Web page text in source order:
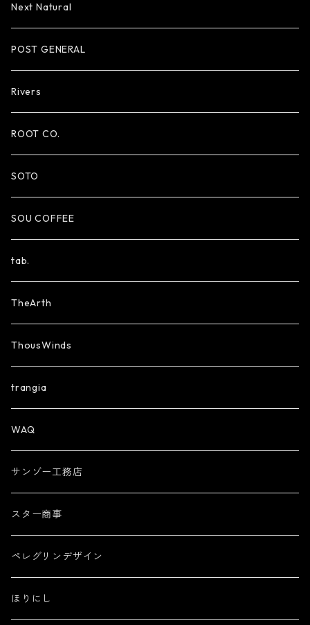
Next Natural
POST GENERAL
Rivers
ROOT CO.
SOTO
SOU COFFEE
tab.
TheArth
ThousWinds
trangia
WAQ
サンゾー工務店
スター商事
ペレグリンデザイン
ほりにし